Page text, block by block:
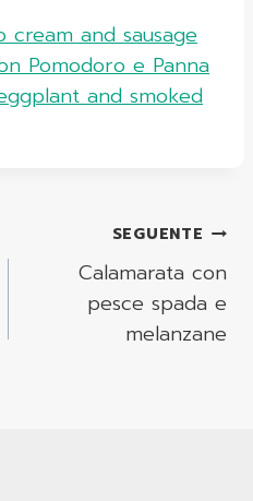
and sausage
Pomodoro e Panna
and smoked
SEGUENTE
Calamarata con
pesce spada e
melanzane